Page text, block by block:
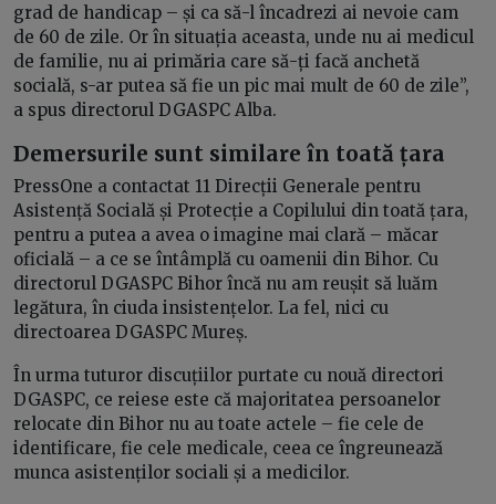
grad de handicap – și ca să-l încadrezi ai nevoie cam
de 60 de zile. Or în situația aceasta, unde nu ai medicul
de familie, nu ai primăria care să-ți facă anchetă
socială, s-ar putea să fie un pic mai mult de 60 de zile”,
a spus directorul DGASPC Alba.
Demersurile sunt similare în toată țara
PressOne a contactat 11 Direcții Generale pentru
Asistență Socială și Protecție a Copilului din toată țara,
pentru a putea a avea o imagine mai clară – măcar
oficială – a ce se întâmplă cu oamenii din Bihor. Cu
directorul DGASPC Bihor încă nu am reușit să luăm
legătura, în ciuda insistențelor. La fel, nici cu
directoarea DGASPC Mureș.
În urma tuturor discuțiilor purtate cu nouă directori
DGASPC, ce reiese este că majoritatea persoanelor
relocate din Bihor nu au toate actele – fie cele de
identificare, fie cele medicale, ceea ce îngreunează
munca asistenților sociali și a medicilor.